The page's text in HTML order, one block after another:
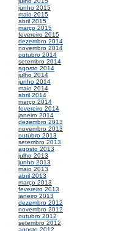
junho 2015
maio 2015
abril 2015
março 2015
fevereiro 2015
dezembro 2014
novembro 2014
outubro 2014
setembro 2014
agosto 2014
julho 2014
junho 2014
maio 2014
abril 2014
março 2014
fevereiro 2014
janeiro 2014
dezembro 2013
novembro 2013
outubro 2013
setembro 2013
agosto 2013
julho 2013
junho 2013
maio 2013
abril 2013
março 2013
fevereiro 2013
janeiro 2013
dezembro 2012
novembro 2012
outubro 2012
setembro 2012